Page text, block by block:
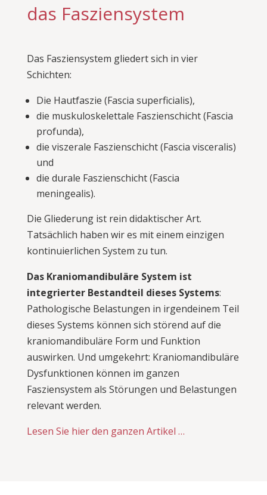
das Fasziensystem
Das Fasziensystem gliedert sich in vier
Schichten:
Die Hautfaszie (Fascia superficialis),
die muskuloskelettale Faszienschicht (Fascia
profunda),
die viszerale Faszienschicht (Fascia visceralis)
und
die durale Faszienschicht (Fascia
meningealis).
Die Gliederung ist rein didaktischer Art.
Tatsächlich haben wir es mit einem einzigen
kontinuierlichen System zu tun.
Das Kraniomandibuläre System ist
integrierter Bestandteil dieses Systems:
Pathologische Belastungen in irgendeinem Teil
dieses Systems können sich störend auf die
kraniomandibuläre Form und Funktion
auswirken. Und umgekehrt: Kraniomandibuläre
Dysfunktionen können im ganzen
Fasziensystem als Störungen und Belastungen
relevant werden.
Lesen Sie hier den ganzen Artikel …